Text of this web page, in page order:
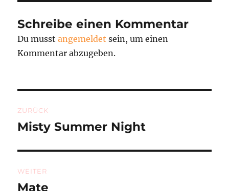
Schreibe einen Kommentar
Du musstangemeldet sein, um einen
Kommentar abzugeben.
ZURÜCK
Vorheriger
Misty Summer Night
WEITER
Nächster
Mate